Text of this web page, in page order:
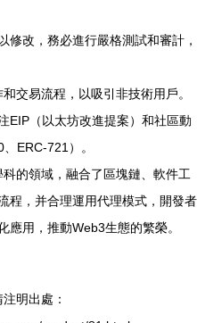
修改，務必進行嚴格測試和審計，
交易流程，以吸引非技術用戶。
EIP（以太坊改進提案）和社區動
ERC-721）。
的領域，融合了區塊鏈、軟件工
程，并合理運用代理模式，開發者
用，推動Web3生態的繁榮。
明出處：